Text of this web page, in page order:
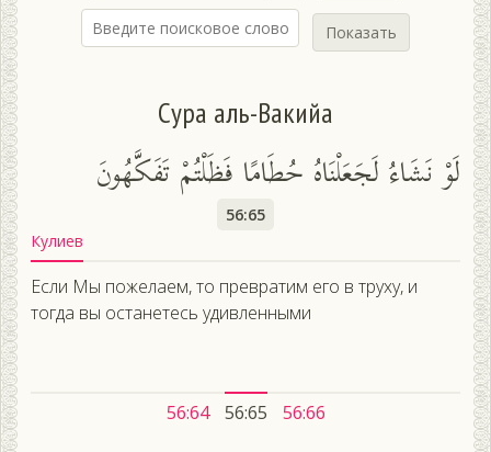
Показать
Сура аль-Вакийа
لَوْ نَشَاءُ لَجَعَلْنَاهُ حُطَامًا فَظَلْتُمْ تَفَكَّهُونَ
56:65
Кулиев
Если Мы пожелаем, то превратим его в труху, и
тогда вы останетесь удивленными
56:64 56:65 56:66